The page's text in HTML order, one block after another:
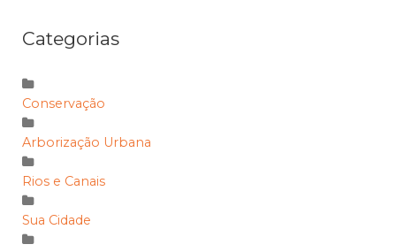
Categorias
Conservação
Arborização Urbana
Rios e Canais
Sua Cidade